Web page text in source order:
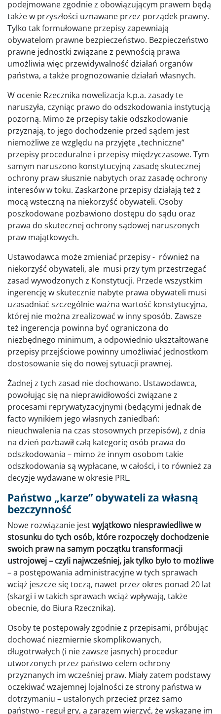
podejmowane zgodnie z obowiązującym prawem będą
także w przyszłości uznawane przez porządek prawny.
Tylko tak formułowane przepisy zapewniają
obywatelom prawne bezpieczeństwo. Bezpieczeństwo
prawne jednostki związane z pewnością prawa
umożliwia więc przewidywalność działań organów
państwa, a także prognozowanie działań własnych.
W ocenie Rzecznika nowelizacja k.p.a. zasady te
naruszyła, czyniąc prawo do odszkodowania instytucją
pozorną. Mimo że przepisy takie odszkodowanie
przyznają, to jego dochodzenie przed sądem jest
niemożliwe ze względu na przyjęte „techniczne”
przepisy proceduralne i przepisy międzyczasowe. Tym
samym naruszono konstytucyjną zasadę skutecznej
ochrony praw słusznie nabytych oraz zasadę ochrony
interesów w toku. Zaskarżone przepisy działają też z
mocą wsteczną na niekorzyść obywateli. Osoby
poszkodowane pozbawiono dostępu do sądu oraz
prawa do skutecznej ochrony sądowej naruszonych
praw majątkowych.
Ustawodawca może zmieniać przepisy - również na
niekorzyść obywateli, ale musi przy tym przestrzegać
zasad wywodzonych z Konstytucji. Przede wszystkim
ingerencję w skutecznie nabyte prawa obywateli musi
uzasadniać szczególnie ważna wartość konstytucyjna,
której nie można zrealizować w inny sposób. Zawsze
też ingerencja powinna być ograniczona do
niezbędnego minimum, a odpowiednio ukształtowane
przepisy przejściowe powinny umożliwiać jednostkom
dostosowanie się do nowej sytuacji prawnej.
Żadnej z tych zasad nie dochowano. Ustawodawca,
powołując się na nieprawidłowości związane z
procesami reprywatyzacyjnymi (będącymi jednak de
facto wynikiem jego własnych zaniedbań:
nieuchwalenia na czas stosownych przepisów), z dnia
na dzień pozbawił całą kategorię osób prawa do
odszkodowania – mimo że innym osobom takie
odszkodowania są wypłacane, w całości, i to również za
decyzje wydawane w okresie PRL.
Państwo „karze” obywateli za własną
bezczynność
Nowe rozwiązanie jestwyjątkowo niesprawiedliwe w
stosunku do tych osób, które rozpoczęły dochodzenie
swoich praw na samym początku transformacji
ustrojowej – czyli najwcześniej, jak tylko było to możliwe
– a postępowania administracyjne w tych sprawach
wciąż jeszcze się toczą, nawet przez okres ponad 20 lat
(skargi i w takich sprawach wciąż wpływają, także
obecnie, do Biura Rzecznika).
Osoby te postępowały zgodnie z przepisami, próbując
dochować niezmiernie skomplikowanych,
długotrwałych (i nie zawsze jasnych) procedur
utworzonych przez państwo celem ochrony
przyznanych im wcześniej praw. Miały zatem podstawy
oczekiwać wzajemnej lojalności ze strony państwa w
dotrzymaniu – ustalonych przecież przez samo
państwo - reguł gry, a zarazem wierzyć, że wskazane im